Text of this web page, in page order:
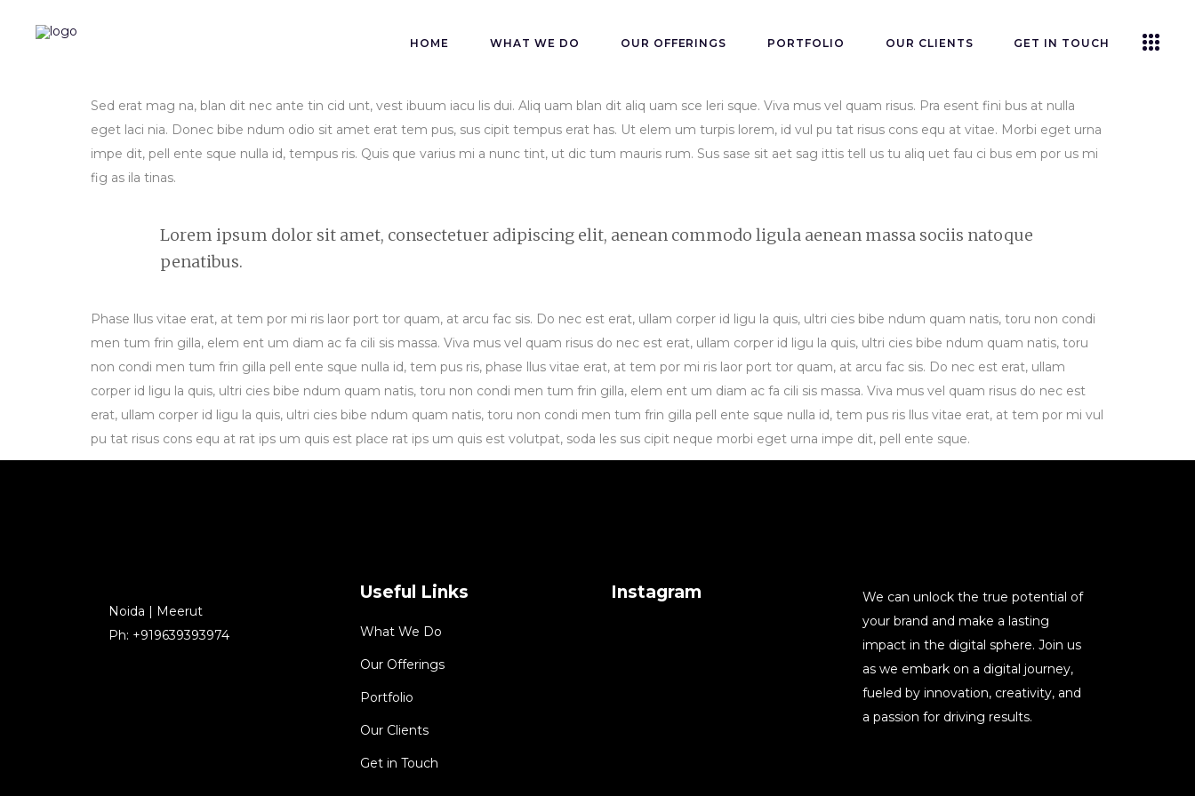
HOME WHAT WE DO OUR OFFERINGS PORTFOLIO OUR CLIENTS GET IN TOUCH
Sed erat mag na, blan dit nec ante tin cid unt, vest ibuum iacu lis dui. Aliq uam blan dit aliq uam sce leri sque. Viva mus vel quam risus. Pra esent fini bus at nulla
eget laci nia. Donec bibe ndum odio sit amet erat tem pus, sus cipit tempus erat has. Ut elem um turpis lorem, id vul pu tat risus cons equ at vitae. Morbi eget urna
impe dit, pell ente sque nulla id, tempus ris. Quis que varius mi a nunc tint, ut dic tum mauris rum. Sus sase sit aet sag ittis tell us tu aliq uet fau ci bus em por us mi
fig as ila tinas.
Lorem ipsum dolor sit amet, consectetuer adipiscing elit, aenean commodo ligula aenean massa sociis natoque
penatibus.
Phase llus vitae erat, at tem por mi ris laor port tor quam, at arcu fac sis. Do nec est erat, ullam corper id ligu la quis, ultri cies bibe ndum quam natis, toru non condi
men tum frin gilla, elem ent um diam ac fa cili sis massa. Viva mus vel quam risus do nec est erat, ullam corper id ligu la quis, ultri cies bibe ndum quam natis, toru
non condi men tum frin gilla pell ente sque nulla id, tem pus ris, phase llus vitae erat, at tem por mi ris laor port tor quam, at arcu fac sis. Do nec est erat, ullam
corper id ligu la quis, ultri cies bibe ndum quam natis, toru non condi men tum frin gilla, elem ent um diam ac fa cili sis massa. Viva mus vel quam risus do nec est
erat, ullam corper id ligu la quis, ultri cies bibe ndum quam natis, toru non condi men tum frin gilla pell ente sque nulla id, tem pus ris llus vitae erat, at tem por mi vul
pu tat risus cons equ at rat ips um quis est place rat ips um quis est volutpat, soda les sus cipit neque morbi eget urna impe dit, pell ente sque.
Noida | Meerut
Ph: +919639393974
Useful Links
What We Do
Our Offerings
Portfolio
Our Clients
Get in Touch
Instagram
We can unlock the true potential of
your brand and make a lasting
impact in the digital sphere. Join us
as we embark on a digital journey,
fueled by innovation, creativity, and
a passion for driving results.